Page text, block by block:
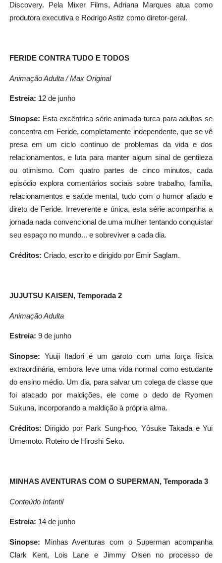
Discovery. Pela Mixer Films, Adriana Marques atua como
produtora executiva e Rodrigo Astiz como diretor-geral.
FERIDE CONTRA TUDO E TODOS
Animação Adulta / Max Original
Estreia: 12 de junho
Sinopse: Esta excêntrica série animada turca para adultos se
concentra em Feride, completamente independente, que se vê
presa em um ciclo contínuo de problemas da vida e dos
relacionamentos, e luta para manter algum sinal de gentileza
ou otimismo. Com quatro partes de cinco minutos, cada
episódio explora comentários sociais sobre trabalho, família,
relacionamentos e saúde mental, tudo com o humor afiado e
direto de Feride. Irreverente e única, esta série acompanha a
jornada nada convencional de uma mulher tentando conquistar
seu espaço no mundo... e sobreviver a cada dia.
Créditos: Criado, escrito e dirigido por Emir Saglam.
JUJUTSU KAISEN, Temporada 2
Animação Adulta
Estreia: 9 de junho
Sinopse: Yuuji Itadori é um garoto com uma força física
extraordinária, embora leve uma vida normal como estudante
do ensino médio. Um dia, para salvar um colega de classe que
foi atacado por maldições, ele come o dedo de Ryomen
Sukuna, incorporando a maldição à própria alma.
Créditos: Dirigido por Park Sung-hoo, Yôsuke Takada e Yui
Umemoto. Roteiro de Hiroshi Seko.
MINHAS AVENTURAS COM O SUPERMAN, Temporada 3
Conteúdo Infantil
Estreia: 14 de junho
Sinopse:
Minhas Aventuras com o Superman acompanha
Clark Kent, Lois Lane e Jimmy Olsen no processo de